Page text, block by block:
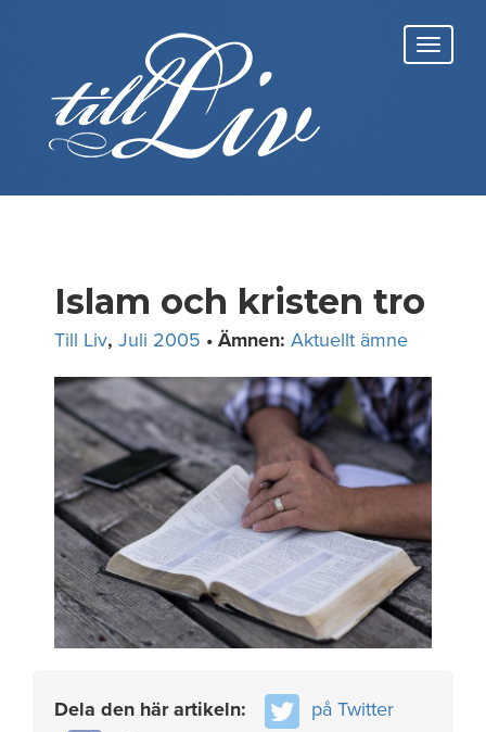
Islam och kristen tro
Till Liv, Juli 2005 • Ämnen: Aktuellt ämne
Dela den här artikeln:
på Twitter